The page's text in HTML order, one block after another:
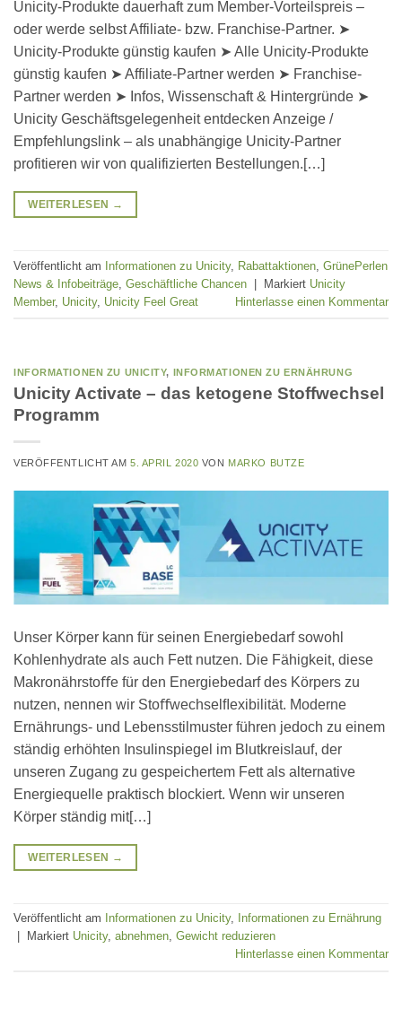
Unicity-Produkte dauerhaft zum Member-Vorteilspreis –
oder werde selbst Affiliate- bzw. Franchise-Partner. ➤
Unicity-Produkte günstig kaufen ➤ Alle Unicity-Produkte
günstig kaufen ➤ Affiliate-Partner werden ➤ Franchise-
Partner werden ➤ Infos, Wissenschaft & Hintergründe ➤
Unicity Geschäftsgelegenheit entdecken Anzeige /
Empfehlungslink – als unabhängige Unicity-Partner
profitieren wir von qualifizierten Bestellungen.[…]
WEITERLESEN →
Veröffentlicht am Informationen zu Unicity, Rabattaktionen GrünePerlen
News & Infobeiträge Geschäftliche Chancen | Markiert Unicity
Member, Unicity, Unicity Feel Great Hinterlasse einen Kommentar
INFORMATIONEN ZU UNICITY, INFORMATIONEN ZU ERNÄHRUNG
Unicity Activate – das ketogene Stoffwechsel
Programm
VERÖFFENTLICHT AM5. APRIL 2020 VON MARKO BUTZE
Unser Körper kann für seinen Energiebedarf sowohl
Kohlenhydrate als auch Fett nutzen. Die Fähigkeit, diese
Makronährstoﬀe für den Energiebedarf des Körpers zu
nutzen, nennen wir Stoﬀwechselﬂexibilität. Moderne
Ernährungs- und Lebensstilmuster führen jedoch zu einem
ständig erhöhten Insulinspiegel im Blutkreislauf, der
unseren Zugang zu gespeichertem Fett als alternative
Energiequelle praktisch blockiert. Wenn wir unseren
Körper ständig mit[…]
WEITERLESEN →
Veröffentlicht am Informationen zu Unicity,
Informationen zu Ernährung
Markiert Unicity, abnehmen, Gewicht reduzieren
Hinterlasse einen Kommentar